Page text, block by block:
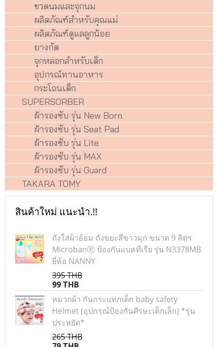
ขวดนมและจุกนม
ผลิตภัณฑ์สำหรับคุณแม่
ผลิตภัณฑ์ดูแลลูกน้อย
ยางกัด
จุกหลอกสำหรับเด็ก
อุปกรณ์ทานอาหาร
กระโถนเด็ก
SUPERSORBER
ผ้ารองซับ รุ่น New Born
ผ้ารองซับ รุ่น Seat Pad
ผ้ารองซับ รุ่น Lite
ผ้ารองซับ รุ่น MAX
ผ้ารองซับ รุ่น Guard
TAKARA TOMY
สินค้าใหม่ แนะนำ.!!
ถังใส่ผ้าอ้อม ถังขยะสีขาวมุก ขนาด 9 ลิตร
MicrobanⓇ ป้องกันแบคทีเรีย รุ่น N3378MB
ยี่ห้อ NANNY
395 THB
99 THB
หมวกผ้า กันกระแทกเด็ก baby safety
Helmet (อุปกรณ์ป้องกันศีรษะเด็กเล็ก) *รุ่น
ประหยัด*
265 THB